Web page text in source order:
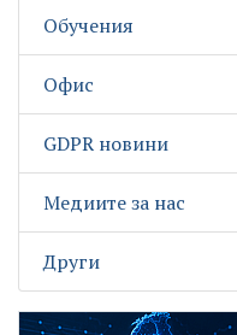
Обучения
Офис
GDPR новини
Медиите за нас
Други